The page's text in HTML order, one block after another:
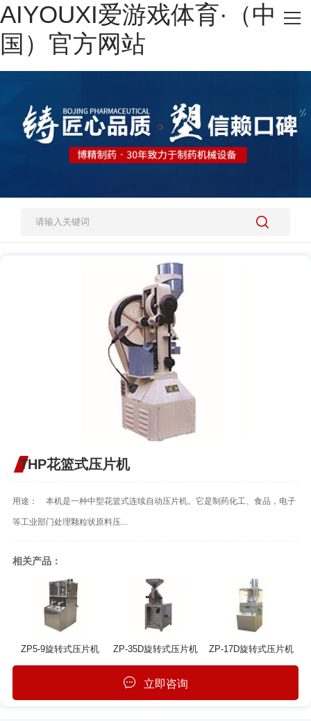
AIYOUXI爱游戏体育·（中
国）官方网站
网站AIYOUXI爱游戏体育·（中国）官方网站
热销产品
新闻资讯
人才招聘
THP花篮式压片机
用途： 本机是一种中型花篮式连续自动压片机。它是制药化工、食品，电子
等工业部门处理颗粒状原料压...
相关产品：
ZP5-9旋转式压片机 ZP-35D旋转式压片机 ZP-17D旋转式压片机
立即咨询